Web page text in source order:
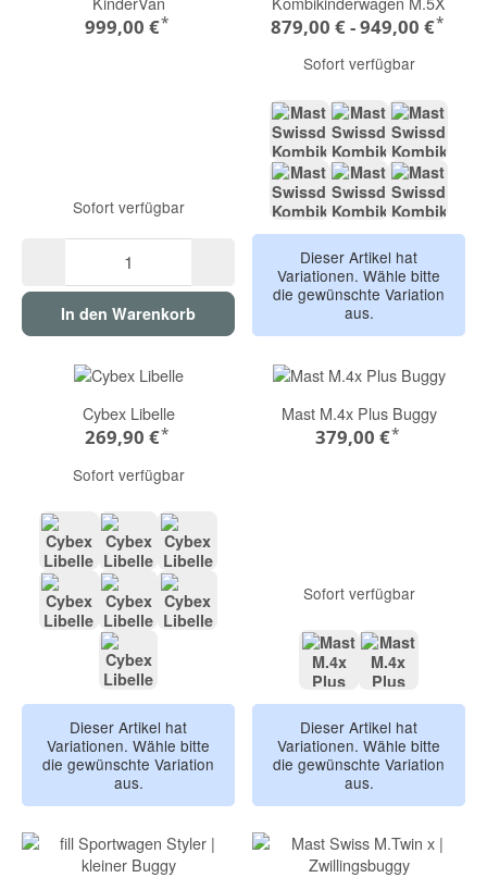
999,00 €*
Sofort verfügbar
In den Warenkorb
879,00 € -949,00 €*
Sofort verfügbar
VOLCANIC ASH
LION ONYX
Dieser Artikel hat
Variationen. Wähle bitte
die gewünschte Variation
aus.
Cybex Libelle
269,90 €*
Sofort verfügbar
Taupe Frame: Stormy Blue
Taupe Frame: Almond Beige
Black Frame: Candy Pink
Black Frame: Canvas White
Silver Frame: Fog Grey
Dieser Artikel hat
Variationen. Wähle bitte
die gewünschte Variation
aus.
Mast M.4x Plus Buggy
379,00 €*
Sofort verfügbar
Dieser Artikel hat
Variationen. Wähle bitte
die gewünschte Variation
aus.